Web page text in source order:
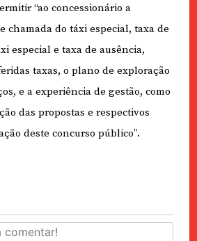
“ao concessionário a
chamada do táxi especial, taxa de
especial e taxa de ausência,
taxas, o plano de exploração
e a experiência de gestão, como
das propostas e respectivos
deste concurso público”.